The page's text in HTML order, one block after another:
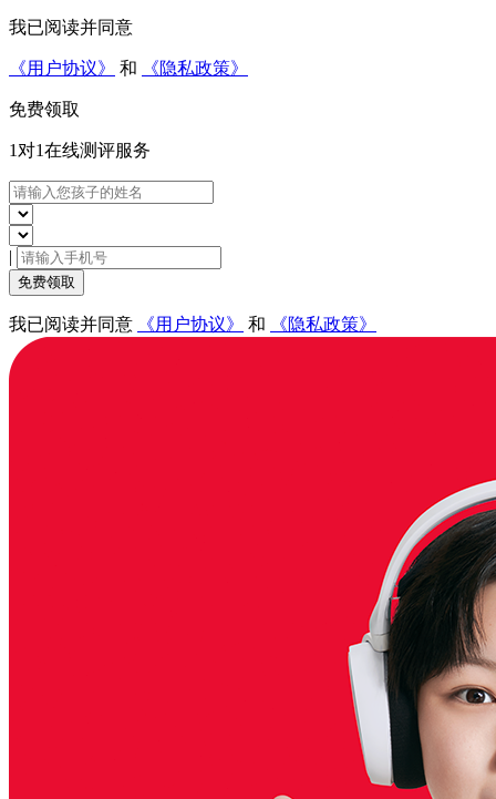
我已阅读并同意
《用户协议》 和 《隐私政策》
免费领取
1对1在线测评服务
|
免费领取
我已阅读并同意 《用户协议》 和 《隐私政策》